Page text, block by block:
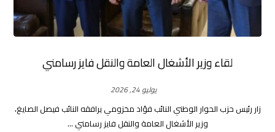
لقاء وزير الأشغال العامة والنقل فايز رسامني
يوليو 24, 2026
زار رئيس حزب الحوار الوطني النائب فؤاد مخزومي يرافقه النائب فيصل الصايغ،
وزير الأشغال العامة والنقل فايز رسامني ...